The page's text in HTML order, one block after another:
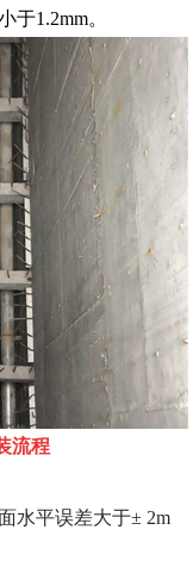
1.2mm。
流程
水平误差大于± 2m